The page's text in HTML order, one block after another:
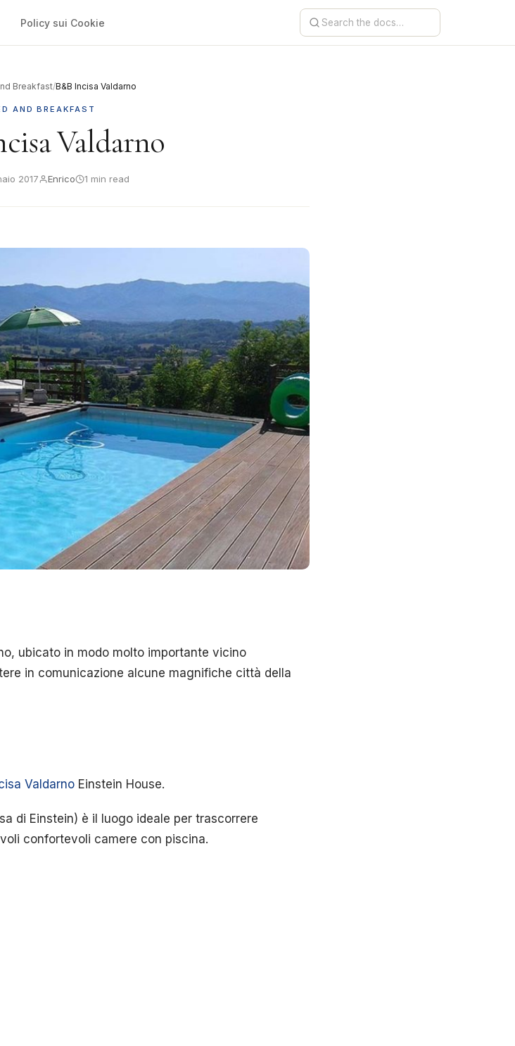
Policy sui Cookie
Breakfast/B&B Incisa Valdarno
AND BREAKFAST
Valdarno
2017 Enrico 1 min read
ubicato in modo molto importante vicino
in comunicazione alcune magnifiche città della
Valdarno Einstein House.
di Einstein) è il luogo ideale per trascorrere
confortevoli camere con piscina.